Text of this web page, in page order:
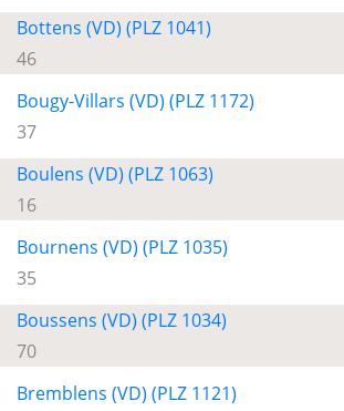
Bottens (VD) (PLZ 1041)
46
Bougy-Villars (VD) (PLZ 1172)
37
Boulens (VD) (PLZ 1063)
16
Bournens (VD) (PLZ 1035)
35
Boussens (VD) (PLZ 1034)
70
Bremblens (VD) (PLZ 1121)